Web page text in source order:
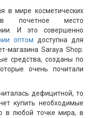
в мире косметических
почетное место
И это совершенно
оптом доступна для
магазина Saraya Shop.
средства, созданы по
очень почитали
дефицитной, то
купить необходимые
в любой точке мира, в